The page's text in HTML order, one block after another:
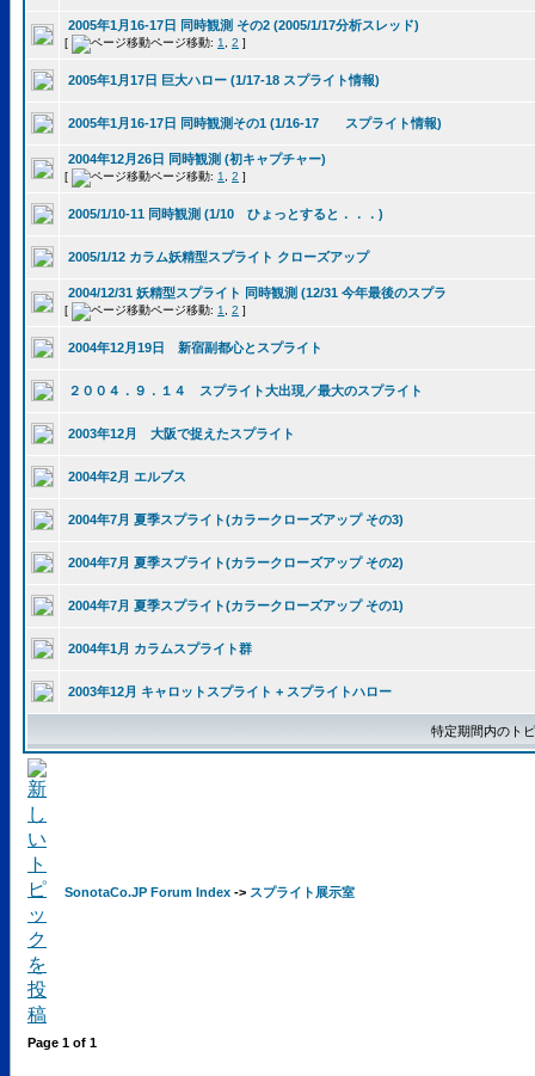
2005年1月16-17日 同時観測 その2 (2005/1/17分析スレッド)
[ ページ移動: 1 2 ]
2005年1月17日 巨大ハロー (1/17-18 スプライト情報)
2005年1月16-17日 同時観測その1 (1/16-17 スプライト情報)
2004年12月26日 同時観測 (初キャプチャー)
[ ページ移動: 1 2 ]
2005/1/10-11 同時観測 (1/10 ひょっとすると．．．)
2005/1/12 カラム妖精型スプライト クローズアップ
2004/12/31 妖精型スプライト 同時観測 (12/31 今年最後のスプラ
[ ページ移動: 1 2 ]
2004年12月19日 新宿副都心とスプライト
２００４．９．１４ スプライト大出現／最大のスプライト
2003年12月 大阪で捉えたスプライト
2004年2月 エルブス
2004年7月 夏季スプライト(カラークローズアップ その3)
2004年7月 夏季スプライト(カラークローズアップ その2)
2004年7月 夏季スプライト(カラークローズアップ その1)
2004年1月 カラムスプライト群
2003年12月 キャロットスプライト + スプライトハロー
特定期間内のト
SonotaCo.JP Forum Index -> スプライト展示室
Page 1 of 1